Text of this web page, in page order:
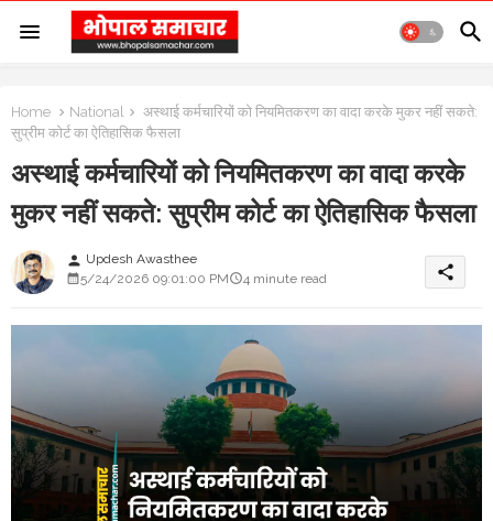
Home National
अस्थाई कर्मचारियों को नियमितकरण का वादा करके मुकर नहीं सकते:
सुप्रीम कोर्ट का ऐतिहासिक फैसला
अस्थाई कर्मचारियों को नियमितकरण का वादा करके
मुकर नहीं सकते: सुप्रीम कोर्ट का ऐतिहासिक फैसला
person Updesh Awasthee
5/24/2026 09:01:00 PM
4 minute read share